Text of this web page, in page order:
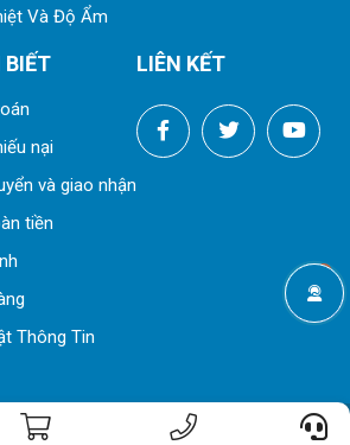
Và Độ Ẩm
BIẾT
nại
và giao nhận
tiền
Thông Tin
LIÊN KẾT
quyền thuộc THIẾT BỊ ĐIỆN ELCO